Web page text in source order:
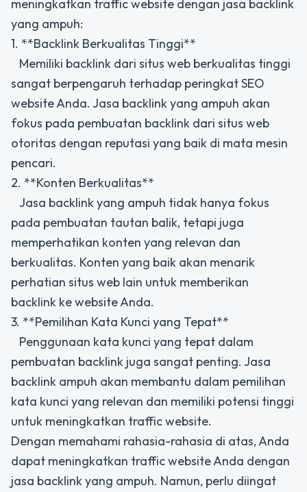
meningkatkan traffic website dengan jasa backlink
yang ampuh:
1. **Backlink Berkualitas Tinggi**
Memiliki backlink dari situs web berkualitas tinggi
sangat berpengaruh terhadap peringkat SEO
website Anda. Jasa backlink yang ampuh akan
fokus pada pembuatan backlink dari situs web
otoritas dengan reputasi yang baik di mata mesin
pencari.
2. **Konten Berkualitas**
Jasa backlink yang ampuh tidak hanya fokus
pada pembuatan tautan balik, tetapi juga
memperhatikan konten yang relevan dan
berkualitas. Konten yang baik akan menarik
perhatian situs web lain untuk memberikan
backlink ke website Anda.
3. **Pemilihan Kata Kunci yang Tepat**
Penggunaan kata kunci yang tepat dalam
pembuatan backlink juga sangat penting. Jasa
backlink ampuh akan membantu dalam pemilihan
kata kunci yang relevan dan memiliki potensi tinggi
untuk meningkatkan traffic website.
Dengan memahami rahasia-rahasia di atas, Anda
dapat meningkatkan traffic website Anda dengan
jasa backlink yang ampuh. Namun, perlu diingat